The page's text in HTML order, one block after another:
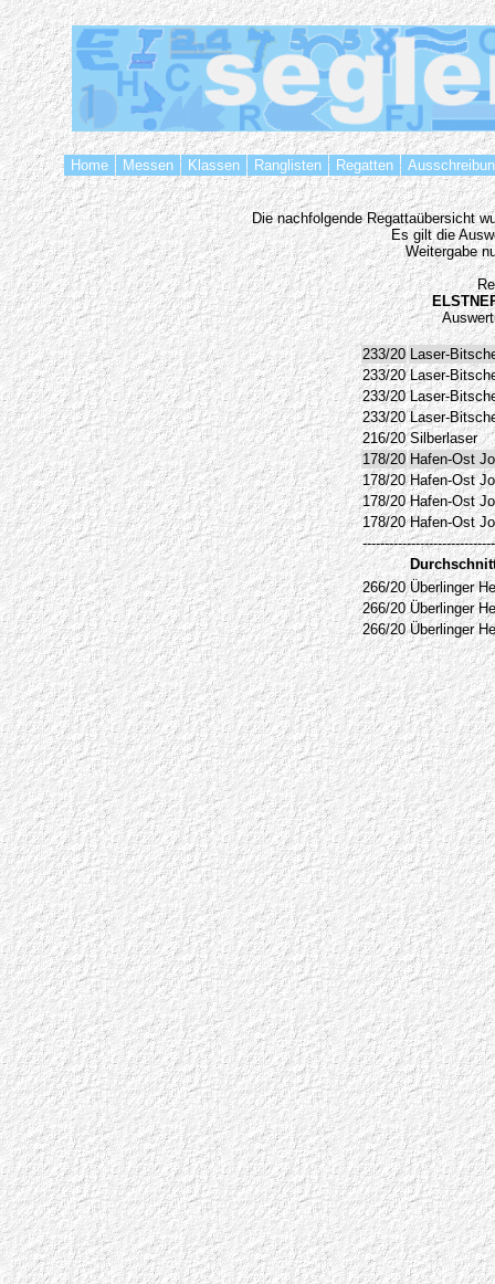
Home Messen Klassen Ranglisten Regatten
Die nachfolgende Regattaübersicht
Es gilt die
Weitergabe
233/20 Laser-
233/20 Laser-
233/20 Laser-
233/20 Laser-
216/20 Silberlaser
178/20 Hafen-Ost
178/20 Hafen-Ost
178/20 Hafen-Ost
178/20 Hafen-Ost
266/20 Überlinger
266/20 Überlinger
266/20 Überlinger